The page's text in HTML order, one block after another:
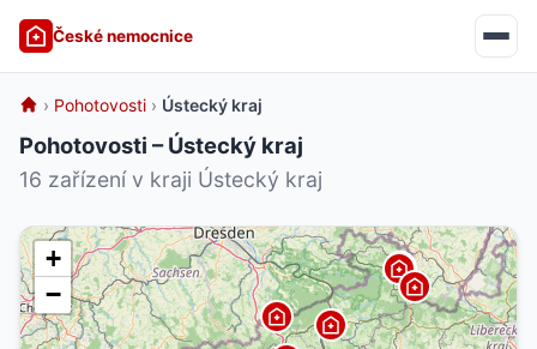
České nemocnice
› Pohotovosti › Ústecký kraj
Pohotovosti – Ústecký kraj
16 zařízení v kraji Ústecký kraj
+
−